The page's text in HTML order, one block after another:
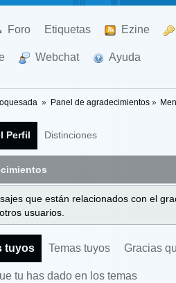
Foro Etiquetas Ezine
Webchat Ayuda
» Panel de agradecimientos»
Perfil Distinciones
que están relacionados con el
usuarios.
tuyos Temas tuyos Gracias
tu has dado en los temas